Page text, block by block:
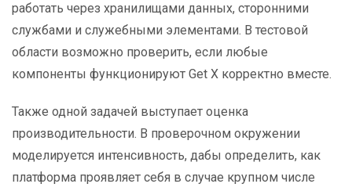
работать через хранилищами данных, сторонними
службами и служебными элементами. В тестовой
области возможно проверить, если любые
компоненты функционируют Get X корректно вместе.
Также одной задачей выступает оценка
производительности. В проверочном окружении
моделируется интенсивность, дабы определить, как
платформа проявляет себя в случае крупном числе